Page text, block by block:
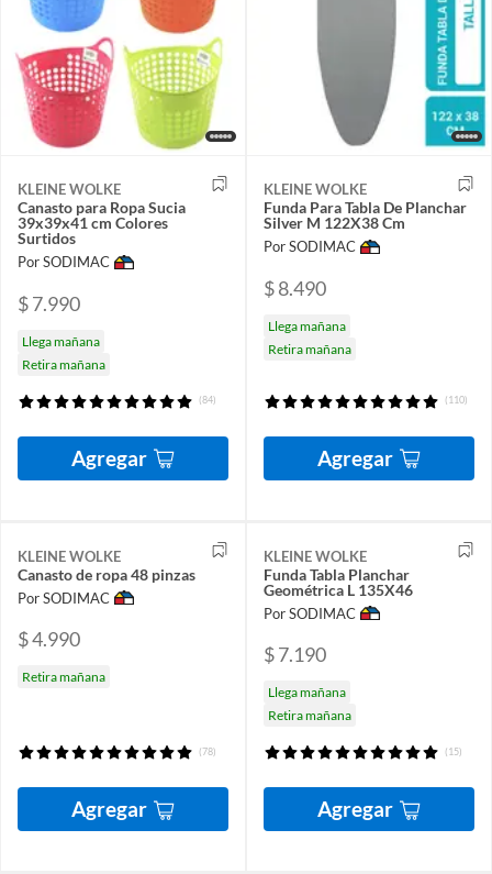
KLEINE WOLKE
Canasto para Ropa Sucia
39x39x41 cm Colores
Surtidos
Por SODIMAC
$ 7.990
Llega mañana
Retira mañana
(84)
Agregar
KLEINE WOLKE
Funda Para Tabla De Planchar
Silver M 122X38 Cm
Por SODIMAC
$ 8.490
Llega mañana
Retira mañana
(110)
Agregar
KLEINE WOLKE
Canasto de ropa 48 pinzas
Por SODIMAC
$ 4.990
Retira mañana
(78)
Agregar
KLEINE WOLKE
Funda Tabla Planchar
Geométrica L 135X46
Por SODIMAC
$ 7.190
Llega mañana
Retira mañana
(15)
Agregar